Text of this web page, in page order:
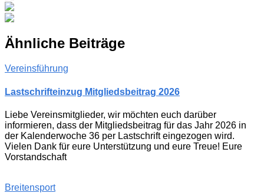
Ähnliche Beiträge
Vereinsführung
Lastschrifteinzug Mitgliedsbeitrag 2026
Liebe Vereinsmitglieder, wir möchten euch darüber
informieren, dass der Mitgliedsbeitrag für das Jahr 2026 in
der Kalenderwoche 36 per Lastschrift eingezogen wird.
Vielen Dank für eure Unterstützung und eure Treue! Eure
Vorstandschaft
Breitensport